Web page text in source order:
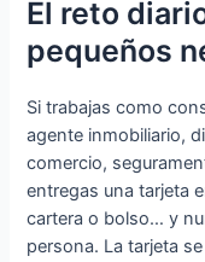
El reto
pequeños
Si trabajas como
agente inmobiliario,
comercio,
entregas una tarjeta
cartera o bolso… y
persona. La tarjeta